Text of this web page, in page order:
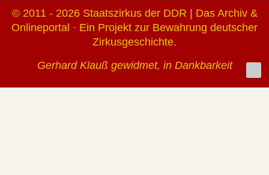
© 2011 - 2026 Staatszirkus der DDR | Das Archiv &
Onlineportal · Ein Projekt zur Bewahrung deutscher
Zirkusgeschichte.
Gerhard Klauß gewidmet, in Dankbarkeit